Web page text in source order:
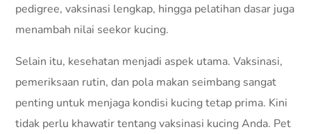
pedigree, vaksinasi lengkap, hingga pelatihan dasar juga
menambah nilai seekor kucing.
Selain itu, kesehatan menjadi aspek utama. Vaksinasi,
pemeriksaan rutin, dan pola makan seimbang sangat
penting untuk menjaga kondisi kucing tetap prima. Kini
tidak perlu khawatir tentang vaksinasi kucing Anda. Pet